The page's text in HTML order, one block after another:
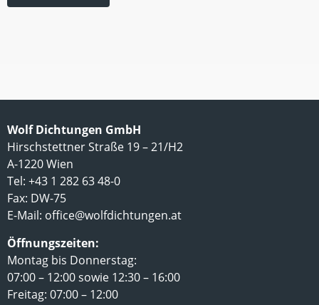
Wolf Dichtungen GmbH
Hirschstettner Straße 19 – 21/H2
A-1220 Wien
Tel: +43 1 282 63 48-0
Fax: DW-75
E-Mail: office@wolfdichtungen.at
Öffnungszeiten:
Montag bis Donnerstag:
07:00 – 12:00 sowie 12:30 – 16:00
Freitag: 07:00 – 12:00